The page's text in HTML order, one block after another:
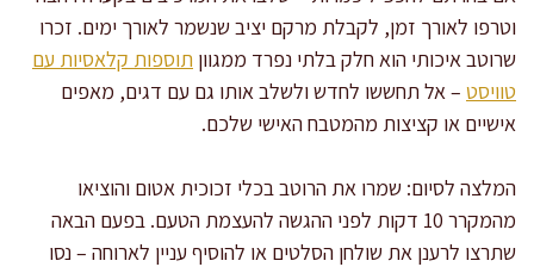
וטרפו לאורך זמן, לקבלת מרקם יציב שנשמר לאורך ימים. זכרו
שרוטב איכותי הוא חלק בלתי נפרד ממגוון תוספות קלאסיות עם
טוויסט – אל תחששו לחדש ולשלב אותו גם עם דגים, מאפים
אישיים או קציצות מהמטבח האישי שלכם.
המלצה לסיום: שמרו את הרוטב בכלי זכוכית אטום והוציאו
מהמקרר 10 דקות לפני ההגשה להעצמת הטעם. בפעם הבאה
שתרצו לרענן את שולחן הסלטים או להוסיף עניין לארוחה – נסו